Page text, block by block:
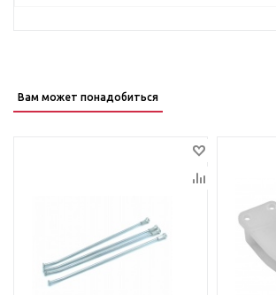
Вам может понадобиться